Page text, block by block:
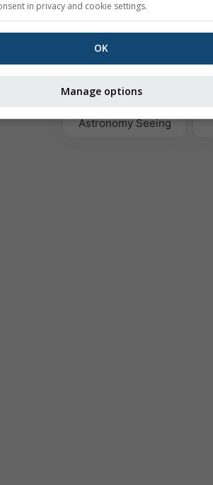
Seizoensvoorspelling
Astronomy Seeing
in privacy and cookie settings.
OK
Manage options